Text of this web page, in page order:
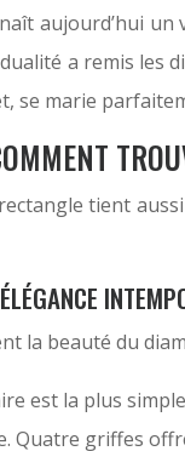
aujourd’hui
a remis les
se marie
tient
la beauté du
est la plus
Quatre griffes